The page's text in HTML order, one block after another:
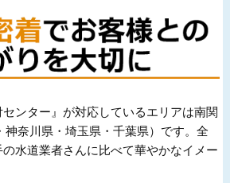
ンター』が対応しているエリアは南関
奈川県・埼玉県・千葉県）です。全
水道業者さんに比べて華やかなイメー